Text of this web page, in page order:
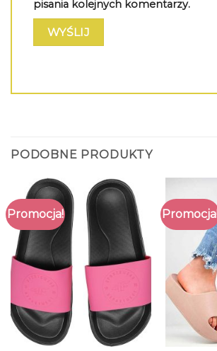
pisania kolejnych komentarzy.
PODOBNE PRODUKTY
Promocja!